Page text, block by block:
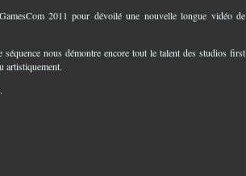
2011 pour dévoilé une nouvelle longue vidéo de
nous démontre encore tout le talent des studios first
artistiquement.